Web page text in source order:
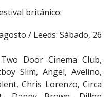
británico:
/ Leeds: Sábado, 26
Door Cinema Club,
Slim, Angel, Avelino,
Chris Lorenzo, Circa